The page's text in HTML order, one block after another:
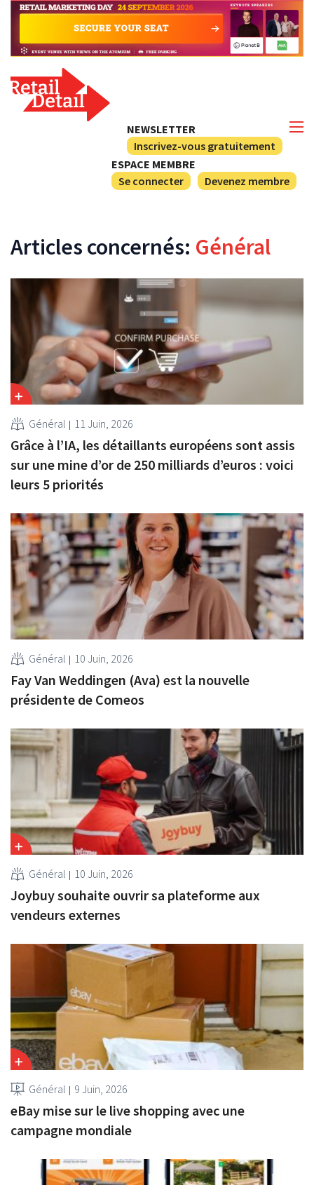
NEWSLETTER
Inscrivez-vous gratuitement
ESPACE MEMBRE
Se connecter
Devenez membre
Articles concernés: Général
Général 11 Juin, 2026
Grâce à l’IA, les détaillants européens sont assis
sur une mine d’or de 250 milliards d’euros : voici
leurs 5 priorités
Général 10 Juin, 2026
Fay Van Weddingen (Ava) est la nouvelle
présidente de Comeos
Général 10 Juin, 2026
Joybuy souhaite ouvrir sa plateforme aux
vendeurs externes
Général 9 Juin, 2026
eBay mise sur le live shopping avec une
campagne mondiale